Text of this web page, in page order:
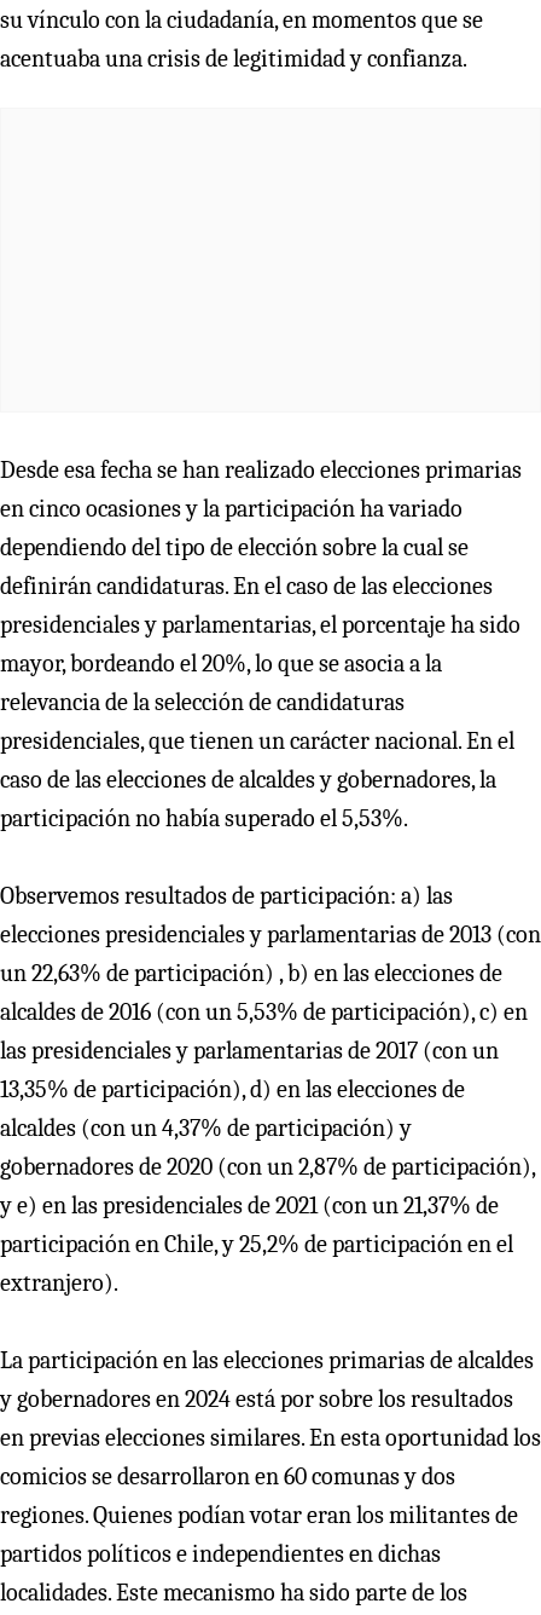
su vínculo con la ciudadanía, en momentos que se
acentuaba una crisis de legitimidad y confianza.
Desde esa fecha se han realizado elecciones primarias
en cinco ocasiones y la participación ha variado
dependiendo del tipo de elección sobre la cual se
definirán candidaturas. En el caso de las elecciones
presidenciales y parlamentarias, el porcentaje ha sido
mayor, bordeando el 20%, lo que se asocia a la
relevancia de la selección de candidaturas
presidenciales, que tienen un carácter nacional. En el
caso de las elecciones de alcaldes y gobernadores, la
participación no había superado el 5,53%.
Observemos resultados de participación: a) las
elecciones presidenciales y parlamentarias de 2013 (con
un 22,63% de participación) , b) en las elecciones de
alcaldes de 2016 (con un 5,53% de participación), c) en
las presidenciales y parlamentarias de 2017 (con un
13,35% de participación), d) en las elecciones de
alcaldes (con un 4,37% de participación) y
gobernadores de 2020 (con un 2,87% de participación),
y e) en las presidenciales de 2021 (con un 21,37% de
participación en Chile, y 25,2% de participación en el
extranjero).
La participación en las elecciones primarias de alcaldes
y gobernadores en 2024 está por sobre los resultados
en previas elecciones similares. En esta oportunidad los
comicios se desarrollaron en 60 comunas y dos
regiones. Quienes podían votar eran los militantes de
partidos políticos e independientes en dichas
localidades. Este mecanismo ha sido parte de los